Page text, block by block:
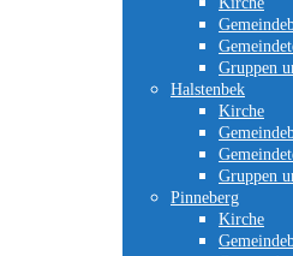
Gruppen
Halstenbek
Kirche
Gruppen
Pinneberg
Kirche